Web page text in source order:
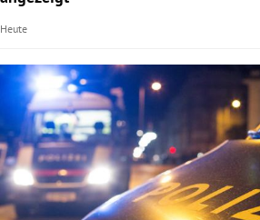
Untermenü
Untermenü
Untermenü
Untermenü
Untermenü
Heute